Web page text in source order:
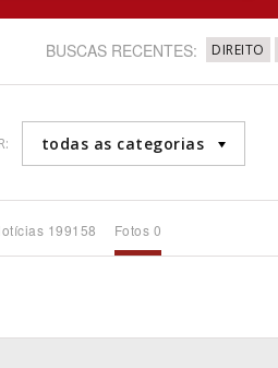
BUSCAS RECENTES: DIREITO
todas as categorias
199158 Fotos 0